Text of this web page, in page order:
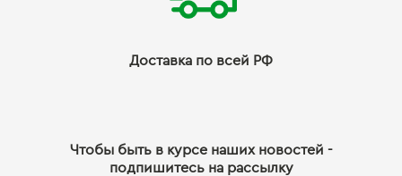
Доставка по всей РФ
Чтобы быть в курсе наших новостей -
подпишитесь на рассылку